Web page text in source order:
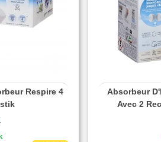
Respire 4
Absorbeur
Avec 2